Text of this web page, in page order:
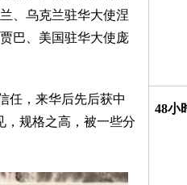
、乌克兰驻华大使涅
巴、美国驻华大使庞
任，来华后先后获中
，规格之高，被一些分
48小